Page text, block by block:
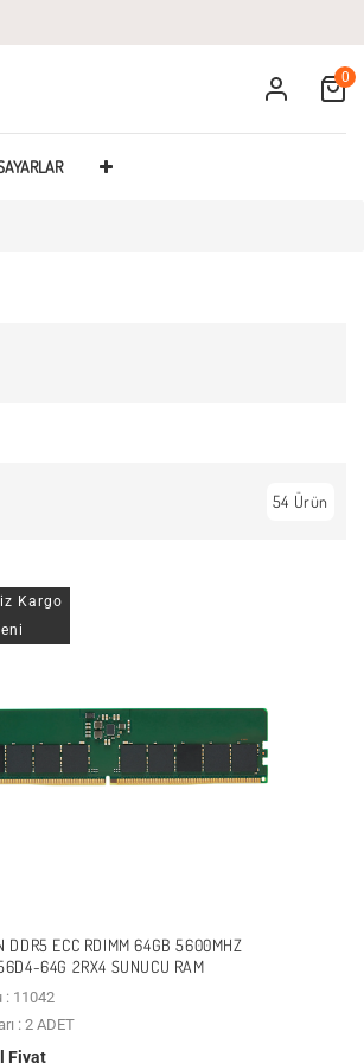
Cart
0
54 Ürün
Kargo
DDR5 ECC RDIMM 64GB 5600MHZ
64G 2RX4 SUNUCU RAM
: 11042
: 2 ADET
Fiyat